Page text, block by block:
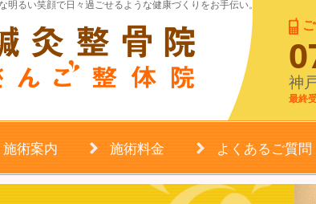
るい笑顔で日々過ごせるような健康づくりをお手伝い。
神
最終
施術案内 施術料金 よくあるご質問